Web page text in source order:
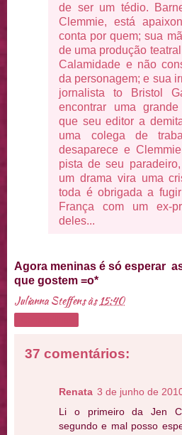
de ser um tédio.
Clemmie, está
conta por quem; sua
de uma produção
Calamidade e não
da personagem; e sua
jornalista to Bristol
encontrar uma
que seu editor a
uma colega de
desaparece e
pista de seu
um drama vira uma
toda é obrigada a
França com um ex-
deles...
Agora meninas é só esperar
que gostem =o*
Julianna Steffensàs 15:40
37 comentários:
Renata 3 de junho de
Li o primeiro da Jen
segundo e mal posso